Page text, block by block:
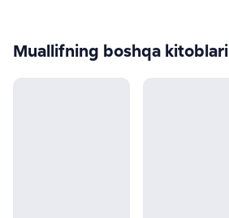
Muallifning boshqa kitoblari